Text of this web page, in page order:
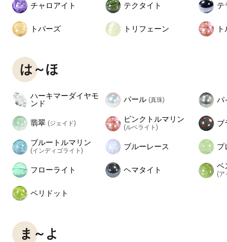
チャロアイト テクタイト テ
トパーズ トリフェーン
は～ほ
ハーキマーダイヤモ
ンド
パール (真珠) パ
翡翠 (ジェイド) ピンクトルマリン
(ルベライト) ブ
ブルートルマリン
(インディゴライト) ブルーレース プ
フローライト ヘマタイト ベ
(ア
ペリドット
ま～よ